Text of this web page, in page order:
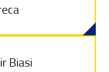
Biasi